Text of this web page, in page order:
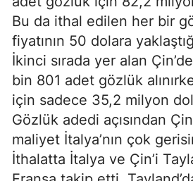
Bu da ithal edilen her bir
fiyatının 50 dolara
İkinci sırada yer alan
bin 801 adet gözlük
için sadece 35,2 milyon
Gözlük adedi açısından
maliyet İtalya’nın çok
İthalatta İtalya ve Çin’i